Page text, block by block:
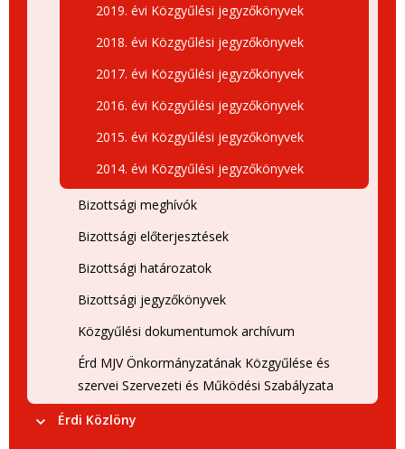
2019. évi Közgyűlési jegyzőkönyvek
2018. évi Közgyűlési jegyzőkönyvek
2017. évi Közgyűlési jegyzőkönyvek
2016. évi Közgyűlési jegyzőkönyvek
2015. évi Közgyűlési jegyzőkönyvek
2014. évi Közgyűlési jegyzőkönyvek
Bizottsági meghívók
Bizottsági előterjesztések
Bizottsági határozatok
Bizottsági jegyzőkönyvek
Közgyűlési dokumentumok archívum
Érd MJV Önkormányzatának Közgyűlése és
szervei Szervezeti és Működési Szabályzata
Érdi Közlöny